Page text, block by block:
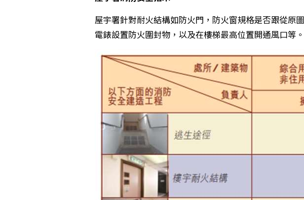
屋宇署針對耐火結構如防火門，防火窗規格是否跟從原
電錶設置防火圍封物，以及在樓梯最高位置開通風口等。